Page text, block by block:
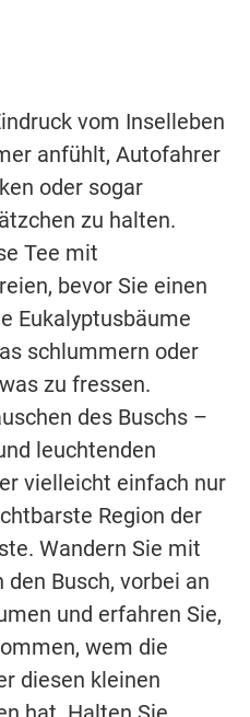
vom Inselleben
anfühlt, Autofahrer
oder sogar
zu halten.
Tee mit
bevor Sie einen
Eukalyptusbäume
schlummern oder
zu fressen.
des Buschs –
leuchtenden
vielleicht einfach nur
Region der
Wandern Sie mit
Busch, vorbei an
und erfahren Sie,
wem die
diesen kleinen